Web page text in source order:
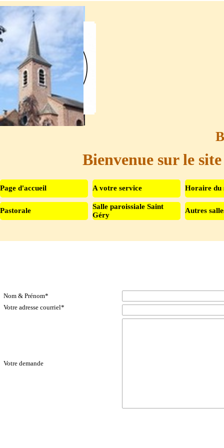
Aller au contenu
Bienvenue sur le
Page d'accueil A votre service Horaire du
Pastorale ▼
Salle paroissiale Saint
Géry
Autres
Nom & Prénom*
Votre adresse courriel*
Votre demande